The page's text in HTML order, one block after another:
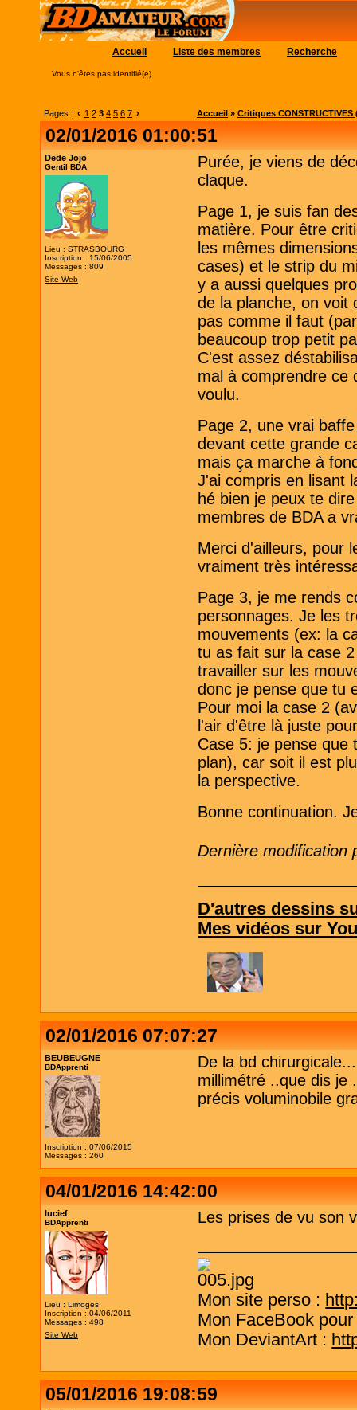
Accueil Liste des membres Recherche
Vous n'êtes pas identifié(e).
Pages : ‹ 1 2 3 4 5 6 7 › Accueil » Critiques
02/01/2016 01:00:51
Dede Jojo
Gentil BDA
Lieu : STRASBOURG
Inscription : 15/06/2005
Messages : 809
Site Web
Purée, je viens de
claque.
Page 1, je suis fan
matière. Pour être
les mêmes
cases) et le strip du
y a aussi quelques
de la planche, on voit
pas comme il faut
beaucoup trop petit
C'est assez
mal à comprendre ce
voulu.
Page 2, une vrai
devant cette grande
mais ça marche à
J'ai compris en lisant
hé bien je peux te
membres de BDA a
Merci d'ailleurs, pour
vraiment très
Page 3, je me rends
personnages. Je les
mouvements (ex: la
tu as fait sur la case
travailler sur les
donc je pense que tu
Pour moi la case 2
l'air d'être là juste
Case 5: je pense que
plan), car soit il est
la perspective.
Bonne continuation.
Dernière modification
D'autres dessins
Mes vidéos sur
02/01/2016 07:07:27
BEUBEUGNE
BDApprenti
Inscription : 07/06/2015
Messages : 260
De la bd
millimétré ..que dis je
précis voluminobile
04/01/2016 14:42:00
lucief
BDApprenti
Lieu : Limoges
Inscription : 04/06/2011
Messages : 498
Site Web
Les prises de vu son
Mon site perso :
Mon FaceBook
Mon DeviantArt :
05/01/2016 19:08:59